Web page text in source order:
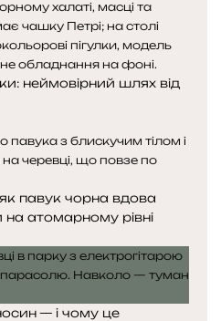
неймовірний шлях від
павук чорна вдова
атомарному рівні
— і чому це